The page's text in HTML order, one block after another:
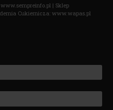
www.sempreinfo.pl | Sklep
Cukiernicza:www.wapas.pl